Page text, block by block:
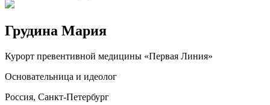
Грудина Мария
Курорт превентивной медицины «Первая Линия»
Основательница и идеолог
Россия, Санкт-Петербург